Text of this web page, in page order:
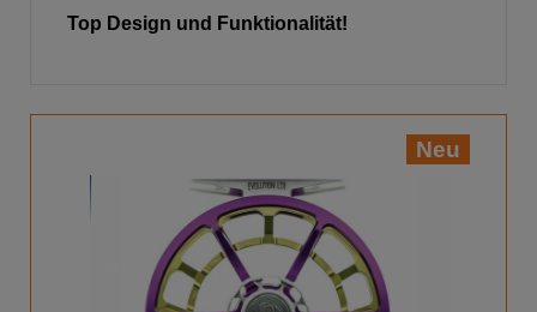
Top Design und Funktionalität!
Neu